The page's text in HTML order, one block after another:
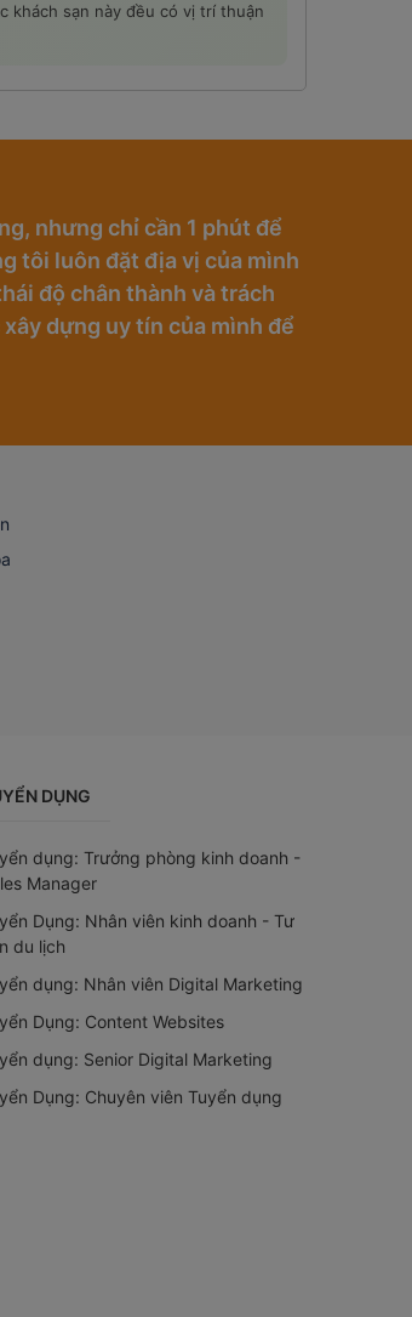
khách sạn này đều có vị trí thuận
nhưng chỉ cần 1 phút để
tôi luôn đặt địa vị của mình
độ chân thành và trách
dựng uy tín của mình để
DỤNG
dụng: Trưởng phòng kinh doanh -
Manager
Dụng: Nhân viên kinh doanh - Tư
du lịch
dụng: Nhân viên Digital Marketing
Dụng: Content Websites
dụng: Senior Digital Marketing
Dụng: Chuyên viên Tuyển dụng